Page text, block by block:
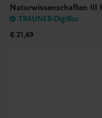
Naturwissenschaften III
TRAUNER-DigiBox
€ 21,69